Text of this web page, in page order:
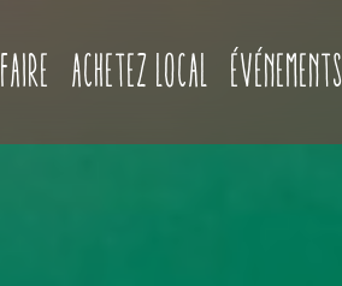
(current)
Faire Achetez local Événements